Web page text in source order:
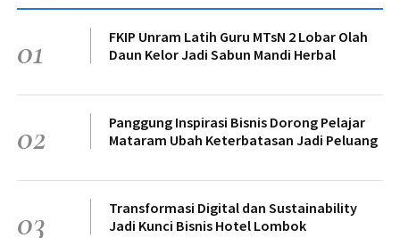
01
FKIP Unram Latih Guru MTsN 2 Lobar Olah
Daun Kelor Jadi Sabun Mandi Herbal
02
Panggung Inspirasi Bisnis Dorong Pelajar
Mataram Ubah Keterbatasan Jadi Peluang
03
Transformasi Digital dan Sustainability
Jadi Kunci Bisnis Hotel Lombok